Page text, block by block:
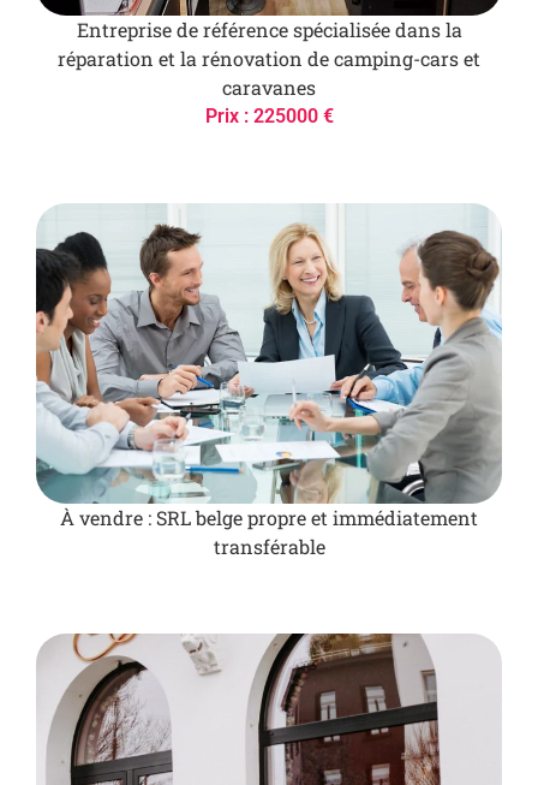
Entreprise de référence spécialisée dans la
réparation et la rénovation de camping-cars et
caravanes
Prix : 225000 €
À vendre : SRL belge propre et immédiatement
transférable